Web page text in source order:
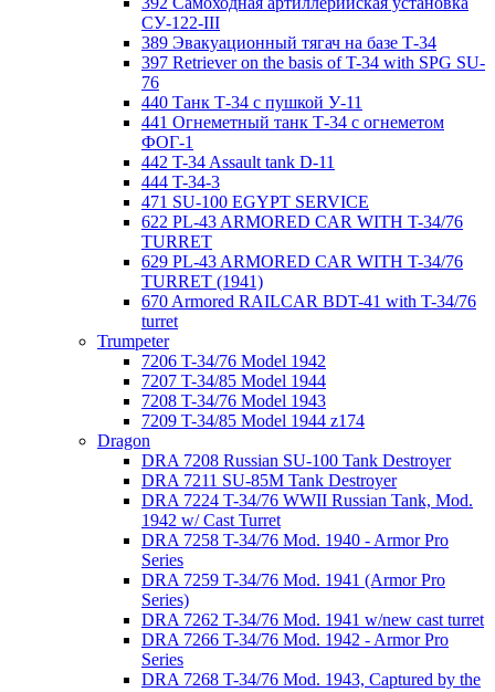
СУ-122-III
389 Эвакуационный тягач на базе Т-34
397 Retriever on the basis of T-34 with SPG SU-
76
440 Танк Т-34 с пушкой У-11
441 Огнеметный танк Т-34 с огнеметом
ФОГ-1
442 T-34 Assault tank D-11
444 T-34-3
471 SU-100 EGYPT SERVICE
622 PL-43 ARMORED CAR WITH T-34/76
TURRET
629 PL-43 ARMORED CAR WITH T-34/76
TURRET (1941)
670 Armored RAILCAR BDT-41 with T-34/76
turret
Trumpeter
7206 T-34/76 Model 1942
7207 T-34/85 Model 1944
7208 T-34/76 Model 1943
7209 T-34/85 Model 1944 z174
Dragon
DRA 7208 Russian SU-100 Tank Destroyer
DRA 7211 SU-85M Tank Destroyer
DRA 7224 T-34/76 WWII Russian Tank, Mod.
1942 w/ Cast Turret
DRA 7258 T-34/76 Mod. 1940 - Armor Pro
Series
DRA 7259 T-34/76 Mod. 1941 (Armor Pro
Series)
DRA 7262 T-34/76 Mod. 1941 w/new cast turret
DRA 7266 T-34/76 Mod. 1942 - Armor Pro
Series
DRA 7268 T-34/76 Mod. 1943, Captured by the